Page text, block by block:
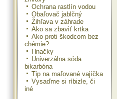
Ochrana rastlín vodou
Obaľovač jablčný
Žihľava v záhrade
Ako sa zbaviť krtka
Ako proti škodcom bez
chémie?
Hnačky
Univerzálna sóda
bikarbóna
Tip na maľované vajíčka
Vysaďme si ríbizle, či
iné